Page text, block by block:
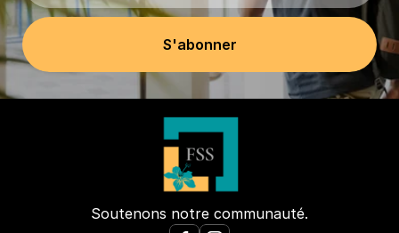
Soutenons notre communauté.